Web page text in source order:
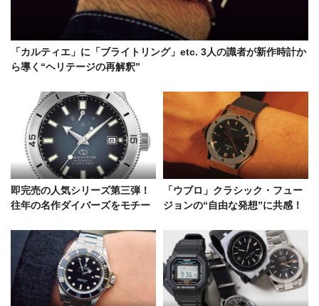
「カルティエ」に「ブライトリング」etc. 3人の識者が新作時計か
ら導く“ヘリテージの再解釈”
即完売の人気シリーズ第三弾！
往年の名作ダイバーズをモチー
目作
「ウブロ」クラシック・フュー
ジョンの“自由な発想”に共感！